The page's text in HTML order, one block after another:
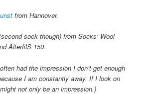
from Hannover.
sock though) from Socks‘ Wool
AlterfilS 150.
had the impression I don’t get enough
I am constantly away. If I look on
not only be an impression.)